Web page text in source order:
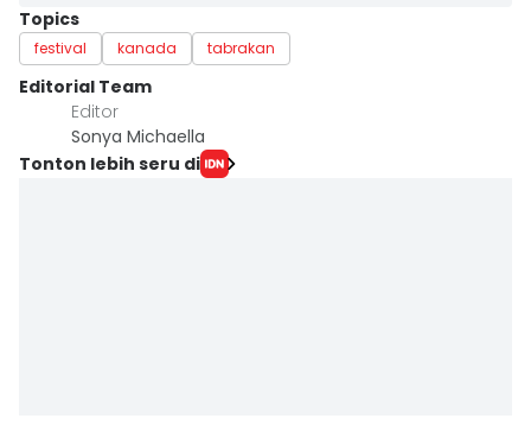
Topics
festival kanada tabrakan
Editorial Team
Editor
Sonya Michaella
Tonton lebih seru di